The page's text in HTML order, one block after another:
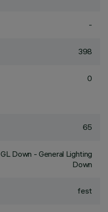
-
398
0
65
GL Down - General Lighting
Down
fest